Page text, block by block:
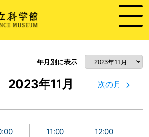
年月別に表示
2023年11月 次の月
11:00 12:00